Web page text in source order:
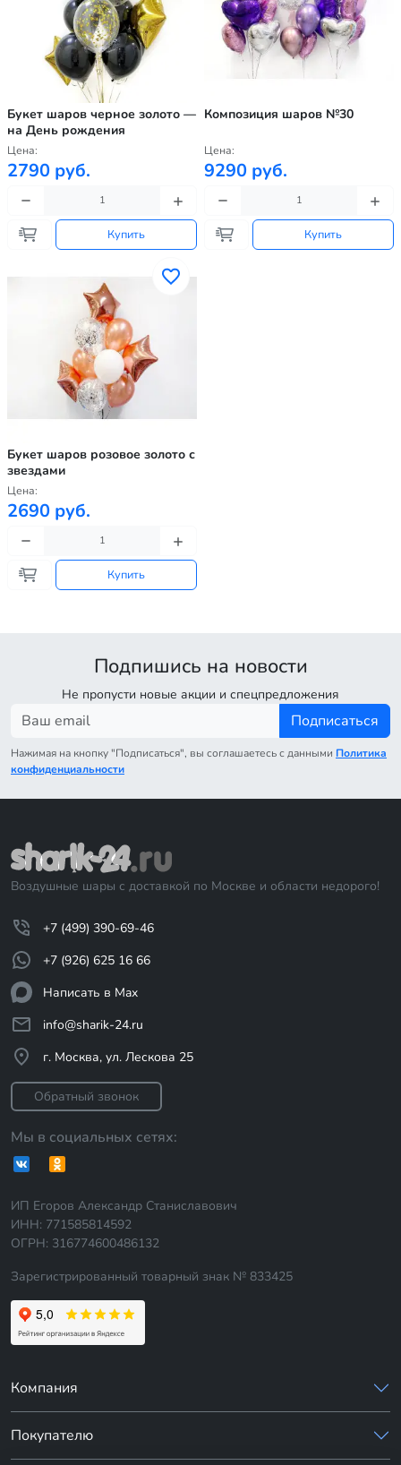
Букет шаров черное золото —
на День рождения
Цена:
2790 руб.
Купить
Композиция шаров №30
Цена:
9290 руб.
Купить
Букет шаров розовое золото с
звездами
Цена:
2690 руб.
Купить
Подпишись на новости
Не пропусти новые акции и спецпредложения
Подписаться
Нажимая на кнопку "Подписаться", вы соглашаетесь с данными Политика
конфиденциальности
Воздушные шары с доставкой по Москве и области недорого!
+7 (499) 390-69-46
+7 (926) 625 16 66
Написать в Max
info@sharik-24.ru
г. Москва, ул. Лескова 25
Обратный звонок
Мы в социальных сетях:
ИП Егоров Александр Станиславович
ИНН: 771585814592
ОГРН: 316774600486132
Зарегистрированный товарный знак № 833425
Компания
Покупателю